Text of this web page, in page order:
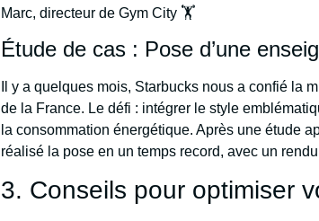
Marc, directeur de Gym City 🏋️
Étude de cas : Pose d’une
Il y a quelques mois, Starbucks nous a confié la
de la France. Le défi : intégrer le style
la consommation énergétique. Après une étude
réalisé la pose en un temps record, avec un
3. Conseils pour optimiser